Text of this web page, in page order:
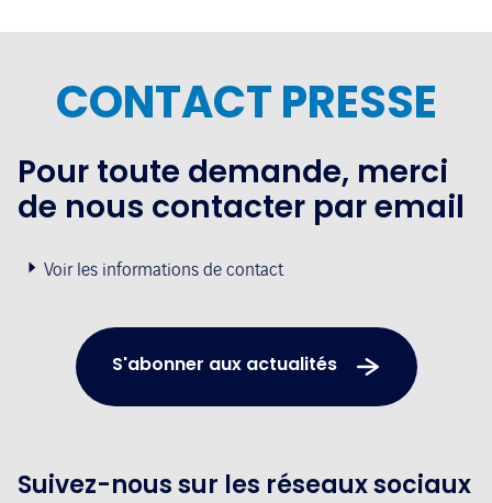
CONTACT PRESSE
Pour toute demande, merci
de nous contacter par email
Voir les informations de contact
S'abonner aux actualités
Suivez-nous sur les réseaux sociaux